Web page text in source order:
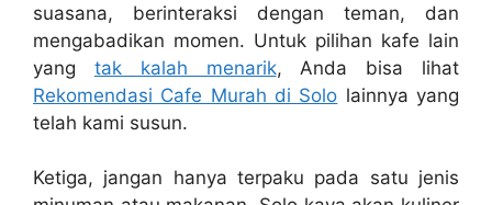
suasana, berinteraksi dengan teman, dan
mengabadikan momen. Untuk pilihan kafe lain
yang tak kalah menarik, Anda bisa lihat
Rekomendasi Cafe Murah di Solo lainnya yang
telah kami susun.
Ketiga, jangan hanya terpaku pada satu jenis